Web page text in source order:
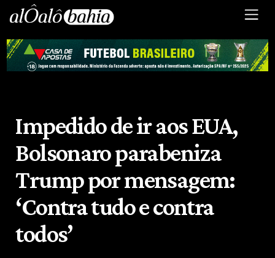
Impedido de ir aos EUA,
Bolsonaro parabeniza
Trump por mensagem:
‘Contra tudo e contra
todos’